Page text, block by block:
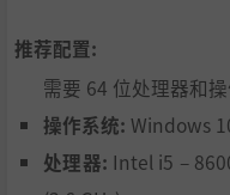
察，这是对幸存罪犯的一
推荐配置:
需要 64 位处理器和
操作系统: Windows
处理器: Intel i5 –